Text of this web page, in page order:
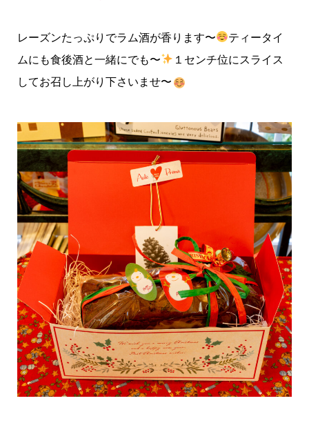
レーズンたっぷりでラム酒が香ります〜
ティータイ
ムにも食後酒と一緒にでも〜
１センチ位にスライス
してお召し上がり下さいませ〜